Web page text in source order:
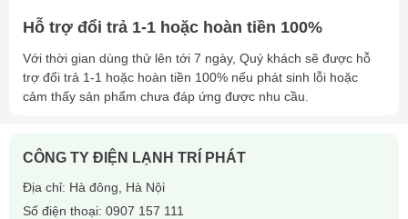
Công ty Trí Phát luôn sẵn sàng hỗ trợ khách hàng với dịch vụ
chuyên nghiệp và tận tâm.
Địa chỉ:Số 06, Liền Kề 201, Khu đô thị Văn Khê, Phường
La Khê, Quận Hà Đông, Hà Nội
(Ms. Lan)
gaslanh.vn
Hãy liên hệ ngay để được tư vấn và nhận báo giá tốt nhất!
Hỗ trợ đổi trả 1-1 hoặc hoàn tiền 100%
Với thời gian dùng thử lên tới 7 ngày, Quý khách sẽ được hỗ
trợ đổi trả 1-1 hoặc hoàn tiền 100% nếu phát sinh lỗi hoặc
cảm thấy sản phẩm chưa đáp ứng được nhu cầu.
CÔNG TY ĐIỆN LẠNH TRÍ PHÁT
Địa chỉ: Hà đông, Hà Nội
Số điện thoại: 0907 157 111